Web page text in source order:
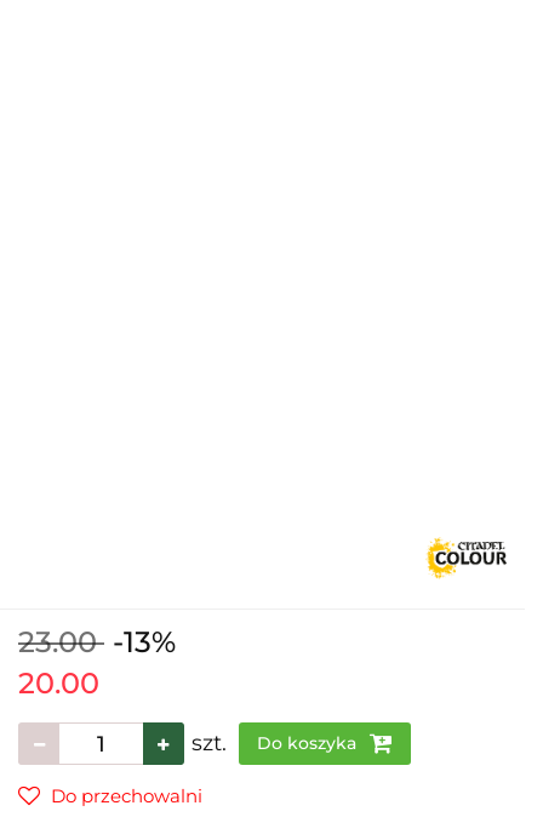
23.00 -13%
20.00
szt. Do koszyka
Do przechowalni